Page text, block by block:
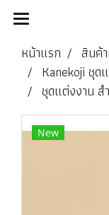
หน้าแรก
สินค้
Kanekoji ชุด
ชุดแต่งงาน ส
New